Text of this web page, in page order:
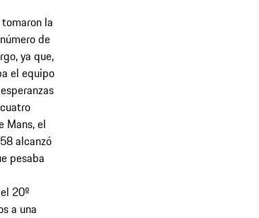
la
de
ya que,
el equipo
Mans, el
alcanzó
pesaba
20º
a una